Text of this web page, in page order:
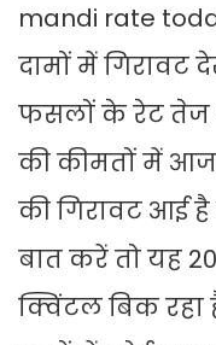
mandi rate
दामों में गिरावट
फसलों के रेट तेज
की कीमतों में आज
की गिरावट आई
बात करें तो यह
क्विंटल बिक रहा